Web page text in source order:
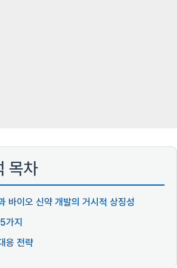
목차
바이오 신약 개발의 거시적 상징성
가지
응 전략